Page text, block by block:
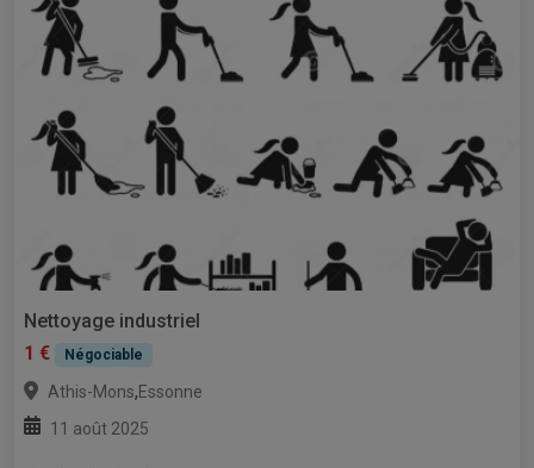
Nettoyage industriel
1 €
Négociable
Athis-Mons,Essonne
11 août 2025